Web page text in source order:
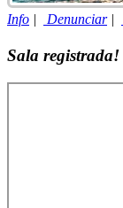
Info | Denunciar|
Sala registrada!